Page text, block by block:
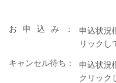
お申込み ： 申込状況
リックし
キャンセル待ち： 申込状況
クリック